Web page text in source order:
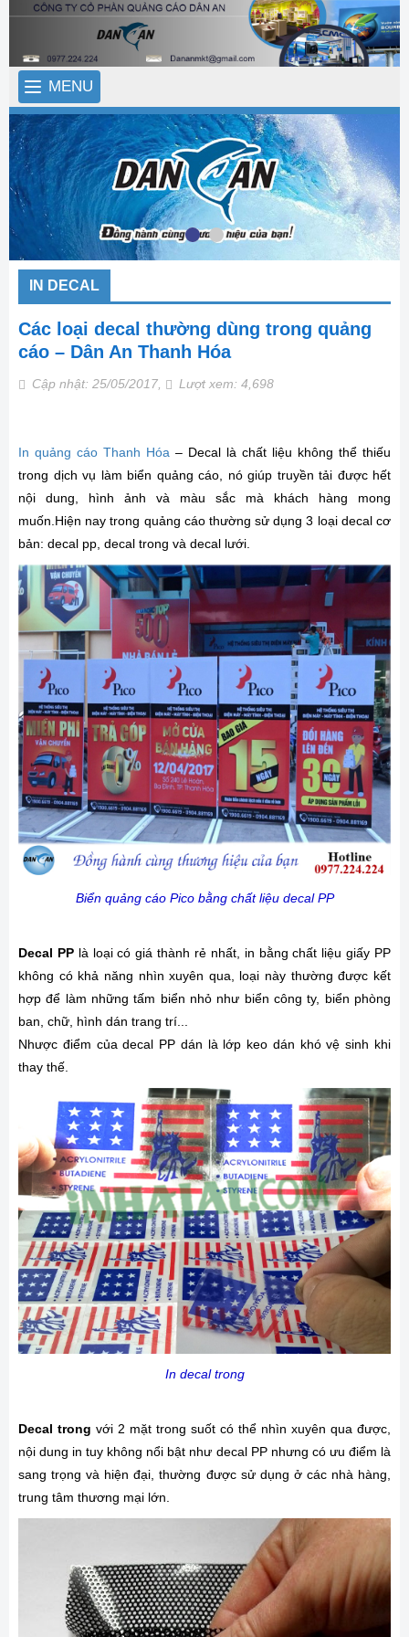
MENU
IN DECAL
Các loại decal thường dùng trong quảng
cáo – Dân An Thanh Hóa
Cập nhật: 25/05/2017, Lượt xem: 4,698
In quảng cáo Thanh Hóa – Decal là chất liệu không thể thiếu
trong dịch vụ làm biển quảng cáo, nó giúp truyền tải được hết
nội dung, hình ảnh và màu sắc mà khách hàng mong
muốn.Hiện nay trong quảng cáo thường sử dụng 3 loại decal cơ
bản: decal pp, decal trong và decal lưới.
Biển quảng cáo Pico bằng chất liệu decal PP
Decal PPlà loại có giá thành rẻ nhất, in bằng chất liệu giấy PP
không có khả năng nhìn xuyên qua, loại này thường được kết
hợp để làm những tấm biển nhỏ như biển công ty, biển phòng
ban, chữ, hình dán trang trí...
Nhược điểm của decal PP dán là lớp keo dán khó vệ sinh khi
thay thế.
In decal trong
Decal trong với 2 mặt trong suốt có thể nhìn xuyên qua được,
nội dung in tuy không nổi bật như decal PP nhưng có ưu điểm là
sang trọng và hiện đại, thường được sử dụng ở các nhà hàng,
trung tâm thương mại lớn.